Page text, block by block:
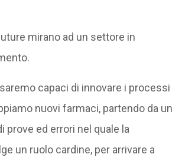
mirano ad un settore in
capaci di innovare i processi
nuovi farmaci, partendo da un
prove ed errori nel quale la
un ruolo cardine, per arrivare a